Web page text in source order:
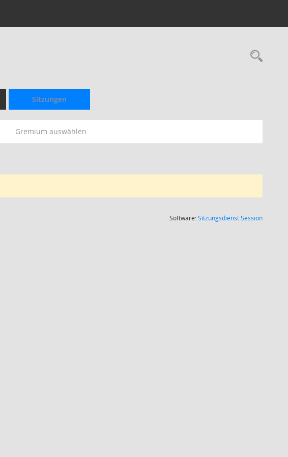
Sitzungen
Gremium auswählen
Software:SitzungsdienstSession(Wird in